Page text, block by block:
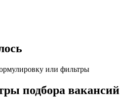
или фильтры
подбора вакансий